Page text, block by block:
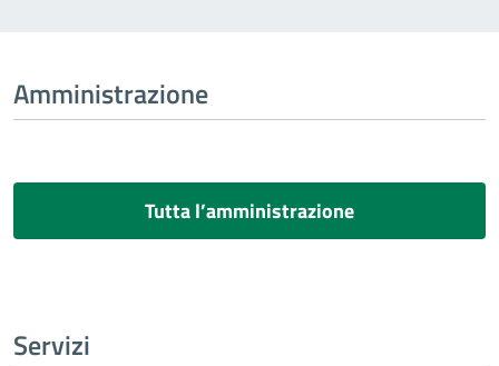
Amministrazione
Tutta l’amministrazione
Servizi